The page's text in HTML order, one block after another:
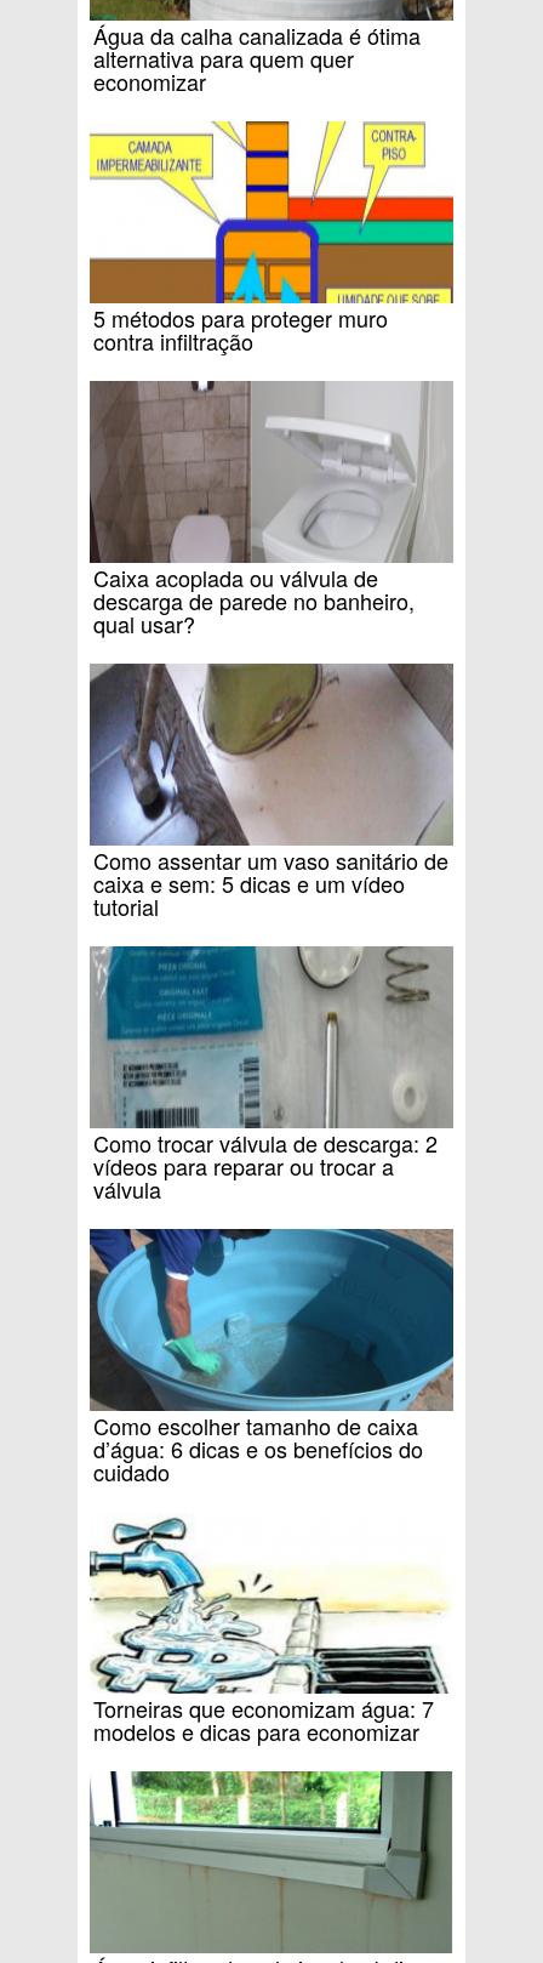
Água da calha canalizada é ótima
alternativa para quem quer
economizar
5 métodos para proteger muro
contra infiltração
Caixa acoplada ou válvula de
descarga de parede no banheiro,
qual usar?
Como assentar um vaso sanitário de
caixa e sem: 5 dicas e um vídeo
tutorial
Como trocar válvula de descarga: 2
vídeos para reparar ou trocar a
válvula
Como escolher tamanho de caixa
d’água: 6 dicas e os benefícios do
cuidado
Torneiras que economizam água: 7
modelos e dicas para economizar